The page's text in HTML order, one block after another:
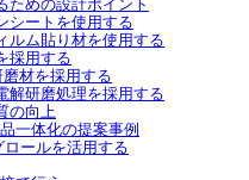
ための設計ポイント
シートを使用する
ルム貼り材を使用する
採用する
材を採用する
解研磨処理を採用する
の向上
一体化の提案事例
ールを活用する